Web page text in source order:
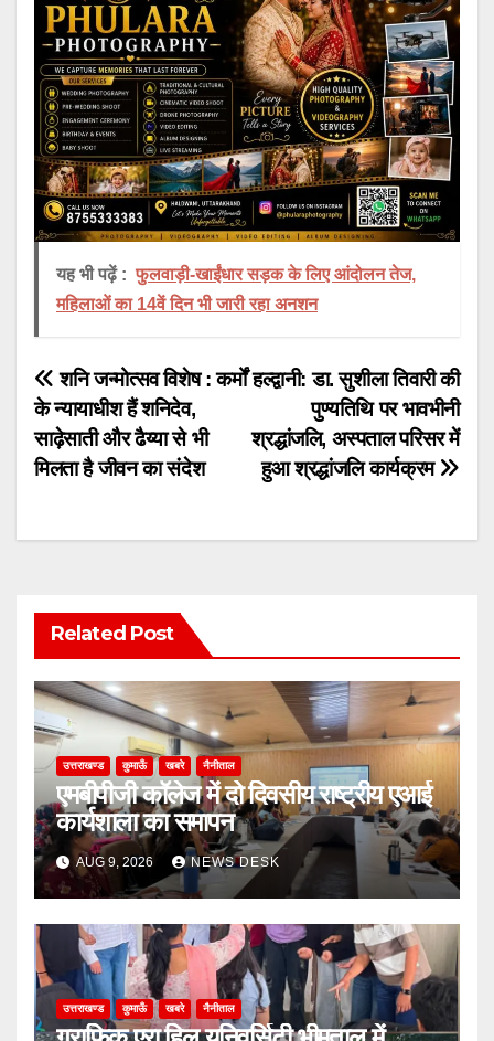
यह भी पढ़ें : फुलवाड़ी-खाईंधार सड़क के लिए आंदोलन तेज,
महिलाओं का 14वें दिन भी जारी रहा अनशन
Post
navigation
हल्द्वानी: डा. सुशीला तिवारी की
पुण्यतिथि पर भावभीनी
श्रद्धांजलि, अस्पताल परिसर में
हुआ श्रद्धांजलि कार्यक्रम
शनि जन्मोत्सव विशेष : कर्मों
के न्यायाधीश हैं शनिदेव,
साढ़ेसाती और ढैय्या से भी
मिलता है जीवन का संदेश
Related Post
उत्तराखण्ड कुमाऊँ खबरे नैनीताल
एमबीपीजी कॉलेज में दो दिवसीय राष्ट्रीय एआई
कार्यशाला का समापन
AUG 9, 2026 NEWS DESK
उत्तराखण्ड कुमाऊँ खबरे नैनीताल